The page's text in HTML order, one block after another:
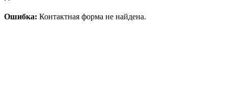
Ошибка: Контактная форма не найдена.